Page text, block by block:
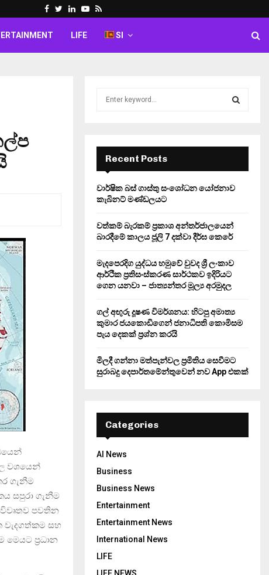
Facebook
Twitter
LinkedinYoutube
Rss
LIFE SI
වශයෙන්
ගැනීම
සපුරා ගැනීම
විවෘතව පවතින
වැදගත්කම සහ
ප්‍රධාන
r
:
E
A
R
H
Recent Posts
වාර්ෂික බස් ගාස්තු සංශෝධන යෝජනාව
කැබිනට් මණ්ඩලයට
වත්කම් බැරකම් ප්‍රකාශ අන්තර්ජාලයෙන්
බාරදීමේ කාලය ජූලි 7 දක්වා දීර්ඝ කෙරේ
මැදපෙරදිග යුද්ධය හමුවේ වුවද ශ්‍රී ලංකාව
ආර්ථික ප්‍රතිසංස්කරණ සාර්ථකව ඉදිරියට
ගෙන යනවා – ජාත්‍යන්තර මූල්‍ය අරමුදල
ගල් අඟුරු දූෂණ විමර්ශනය: හිටපු අමාත්‍ය
කුමාර ජයකොඩිගෙන් ජනාධිපති කොමිසම
පැය දෙකක් ප්‍රශ්න කරයි
මිලදී ගන්නා මත්පැන්වල ප්‍රමිතිය සෙවීමට
සුරාබදු දෙපාර්තමේන්තුවෙන් නව App එකක්
Categories
AI News
Business
Business News
Entertainment
Entertainment News
International News
LIFE